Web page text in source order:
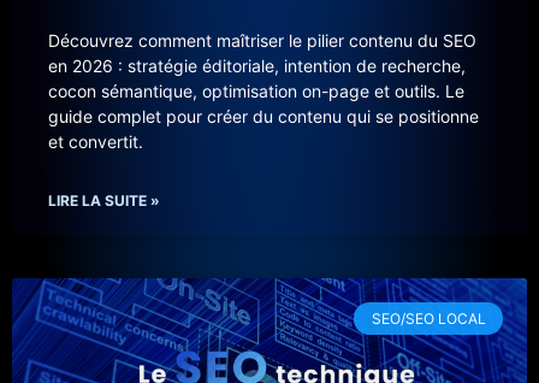
Découvrez comment maîtriser le pilier contenu du SEO
en 2026 : stratégie éditoriale, intention de recherche,
cocon sémantique, optimisation on-page et outils. Le
guide complet pour créer du contenu qui se positionne
et convertit.
LIRE LA SUITE »
SEO/SEO LOCAL